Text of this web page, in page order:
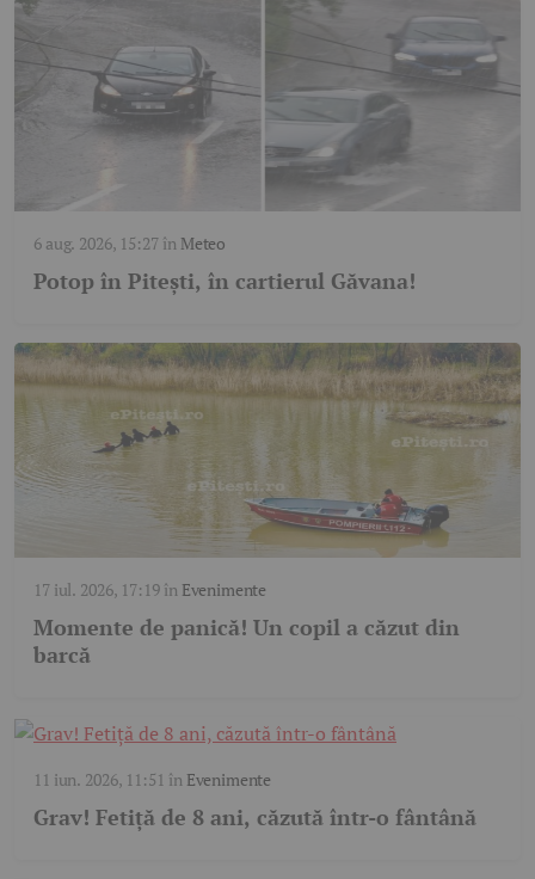
6 aug. 2026, 15:27în Meteo
Potop în Pitești, în cartierul Găvana!
17 iul. 2026, 17:19în Evenimente
Momente de panică! Un copil a căzut din
barcă
11 iun. 2026, 11:51 în Evenimente
Grav! Fetiță de 8 ani, căzută într-o fântână